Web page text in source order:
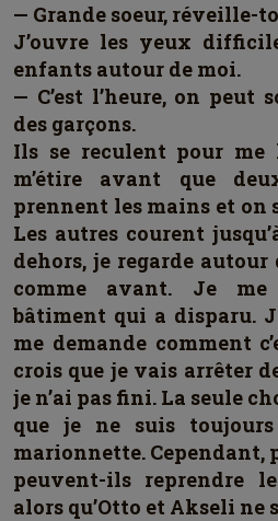
— Grande soeur, réveille-
J’ouvre les yeux
enfants autour de moi.
— C’est l’heure, on peut
des garçons.
Ils se reculent pour me
m’étire avant que
prennent les mains et on
Les autres courent
dehors, je regarde
comme avant. Je
bâtiment qui a disparu.
me demande comment
crois que je vais arrêter
je n’ai pas fini. La seule
que je ne suis
marionnette. Cependant,
peuvent-ils reprendre
alors qu’Otto et Akseli ne